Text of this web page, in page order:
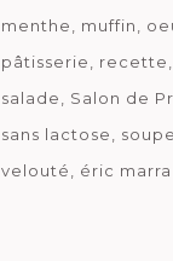
menthe
muffin
pâtisserie
recette
salade
Salon de
sans lactose
soupe
velouté
éric marra